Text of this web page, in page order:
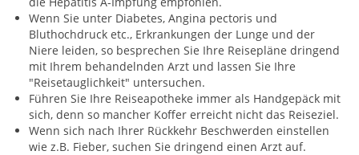
Wenn Sie unter Diabetes, Angina pectoris und
Bluthochdruck etc., Erkrankungen der Lunge und der
Niere leiden, so besprechen Sie Ihre Reisepläne dringend
mit Ihrem behandelnden Arzt und lassen Sie Ihre
"Reisetauglichkeit" untersuchen.
Führen Sie Ihre Reiseapotheke immer als Handgepäck mit
sich, denn so mancher Koffer erreicht nicht das Reiseziel.
Wenn sich nach Ihrer Rückkehr Beschwerden einstellen
wie z.B. Fieber, suchen Sie dringend einen Arzt auf.